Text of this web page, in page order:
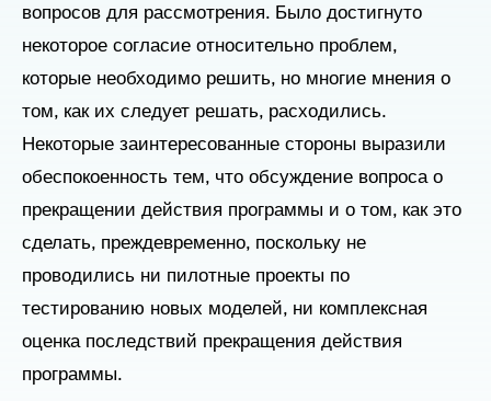
вопросов для рассмотрения. Было достигнуто
некоторое согласие относительно проблем,
которые необходимо решить, но многие мнения о
том, как их следует решать, расходились.
Некоторые заинтересованные стороны выразили
обеспокоенность тем, что обсуждение вопроса о
прекращении действия программы и о том, как это
сделать, преждевременно, поскольку не
проводились ни пилотные проекты по
тестированию новых моделей, ни комплексная
оценка последствий прекращения действия
программы.